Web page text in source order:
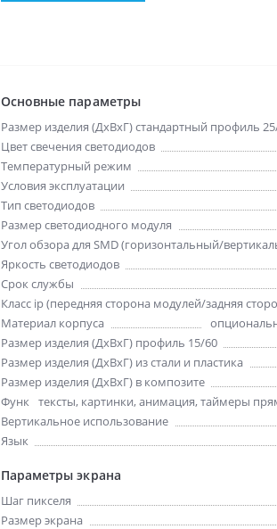
Основные параметры
Размер изделия (ДхВхГ) стандартный профиль
Цвет свечения светодиодов
Температурный режим
Условия эксплуатации
Тип светодиодов
Размер светодиодного модуля
Угол обзора для SMD (горизонтальный/
Яркость светодиодов
Срок службы
Класс ip (передняя сторона модулей/задняя
Материал корпуса
Размер изделия (ДхВхГ) профиль 15/60
Размер изделия (ДхВхГ) из стали и пластика
Размер изделия (ДхВхГ) в композите
Функции отображения
тексты, картинки, анимация, таймеры
Вертикальное использование
Язык
Параметры экрана
Шаг пикселя
Размер экрана